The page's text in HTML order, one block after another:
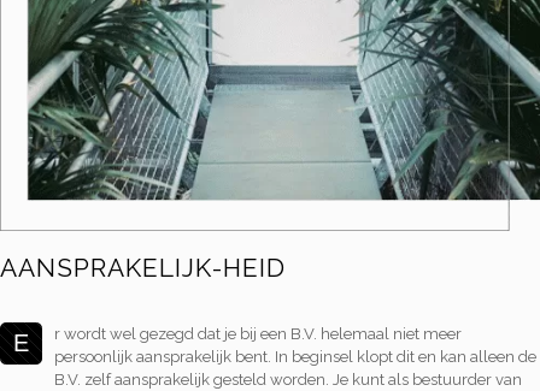
AANSPRAKELIJK-HEID
E
r wordt wel gezegd dat je bij een B.V. helemaal niet meer
persoonlijk aansprakelijk bent. In beginsel klopt dit en kan alleen de
B.V. zelf aansprakelijk gesteld worden. Je kunt als bestuurder van